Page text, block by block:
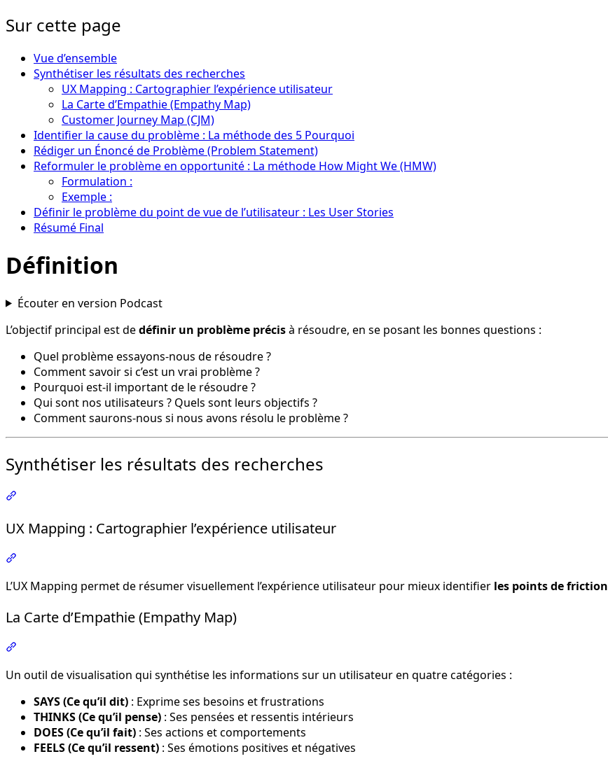
Sur cette page
Vue d’ensemble
Synthétiser les résultats des recherches
UX Mapping : Cartographier l’expérience utilisateur
La Carte d’Empathie (Empathy Map)
Customer Journey Map (CJM)
Identifier la cause du problème : La méthode des 5 Pourquoi
Rédiger un Énoncé de Problème (Problem Statement)
Reformuler le problème en opportunité : La méthode How Might We (HMW)
Formulation :
Exemple :
Définir le problème du point de vue de l’utilisateur : Les User Stories
Résumé Final
Définition
Écouter en version Podcast
L’objectif principal est dedéfinir un problème précisà résoudre, en se posant les bonnes questions :
Quel problème essayons-nous de résoudre ?
Comment savoir si c’est un vrai problème ?
Pourquoi est-il important de le résoudre ?
Qui sont nos utilisateurs ? Quels sont leurs objectifs ?
Comment saurons-nous si nous avons résolu le problème ?
Synthétiser les résultats des recherches
UX Mapping : Cartographier l’expérience utilisateur
L’UX Mapping permet de résumer visuellement l’expérience utilisateur pour mieux identifier les points de friction
La Carte d’Empathie (Empathy Map)
Un outil de visualisation qui synthétise les informations sur un utilisateur en quatre catégories :
SAYS (Ce qu’il dit) : Exprime ses besoins et frustrations
THINKS (Ce qu’il pense) : Ses pensées et ressentis intérieurs
DOES (Ce qu’il fait) : Ses actions et comportements
FEELS (Ce qu’il ressent) : Ses émotions positives et négatives